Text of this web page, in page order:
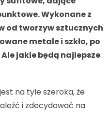
Wykonane z
od tworzyw sztucznych
metale i szkło, po
jakie będą najlepsze
na tyle szeroka, że
i zdecydować na